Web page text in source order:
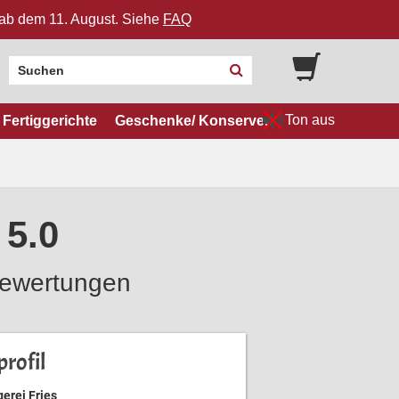
dem 11. August. Siehe FAQ
Fertiggerichte Geschenke/ Konserven Ton aus
Fries